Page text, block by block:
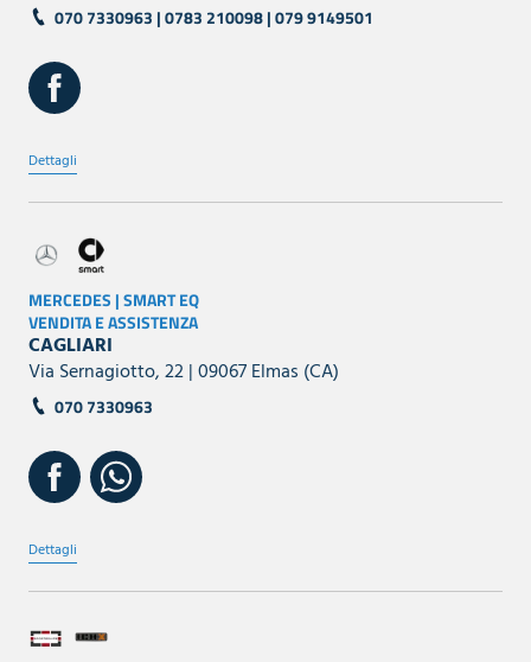
070 7330963 | 0783 210098 | 079 9149501
Dettagli
MERCEDES | SMART EQ
VENDITA E ASSISTENZA
CAGLIARI
Via Sernagiotto, 22 | 09067 Elmas (CA)
070 7330963
Dettagli